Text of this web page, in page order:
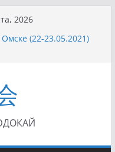
2026
(22-23.05.2021)
(2-5.09.2021)
в России по Кюдо,
области по Кюдо /